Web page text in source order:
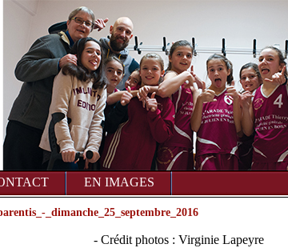
EN IMAGES
_dimanche_25_septembre_2016
- Crédit photos : Virginie Lapeyre